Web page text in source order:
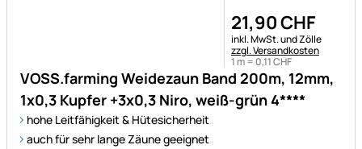
VOSS.farming Weidezaun Band 200m, 12mm,
1x0,3 Kupfer +3x0,3 Niro, weiß-grün 4****
hohe Leitfähigkeit & Hütesicherheit
auch für sehr lange Zäune geeignet
21,90CHF
Steuerhinweis:
inkl. MwSt. und Zölle
zzgl. Versandkosten
1 m = 0,11CHF